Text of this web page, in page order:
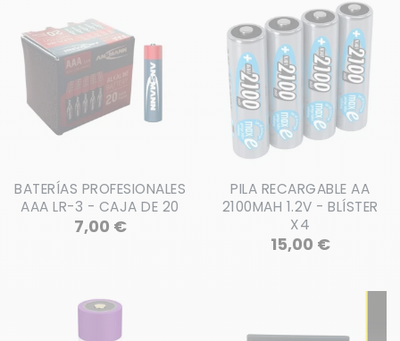
BATERÍAS PROFESIONALES
AAA LR-3 - CAJA DE 20
7,00 €Precio
PILA RECARGABLE AA
2100MAH 1.2V - BLÍSTER
X4
15,00 €Precio